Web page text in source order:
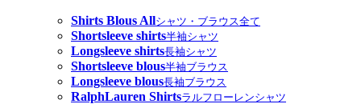
Shirts Blous Allシャツ・ブラウス全て
Shortsleeve shirts半袖シャツ
Longsleeve shirts長袖シャツ
Shortsleeve blous半袖ブラウス
Longsleeve blous長袖ブラウス
RalphLauren Shirtsラルフローレンシャツ